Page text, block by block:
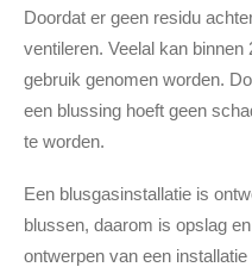
Doordat er geen residu
ventileren. Veelal kan
gebruik genomen worden.
een blussing hoeft geen
te worden.
Een blusgasinstallatie is
blussen, daarom is opslag
ontwerpen van een